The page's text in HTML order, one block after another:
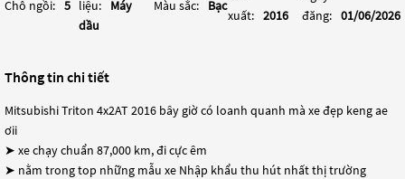
Chỗ ngồi: 5 liệu:
Máy
dầu
Màu sắc: Bạc
xuất: 2016
đăng: 01/06/2026
Thông tin chi tiết
Mitsubishi Triton 4x2AT 2016 bây giờ có loanh quanh mà xe đẹp keng ae
ơii
➤ xe chạy chuẩn 87,000 km, đi cực êm
➤ nằm trong top những mẫu xe Nhập khẩu thu hút nhất thị trường